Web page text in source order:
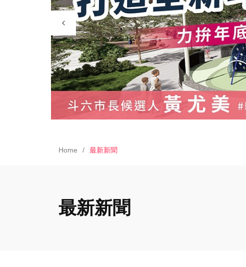
Home 最新新聞
最新新聞